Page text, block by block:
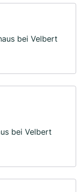
bei Velbert
bei Velbert